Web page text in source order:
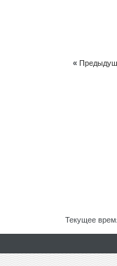
«
Текущее